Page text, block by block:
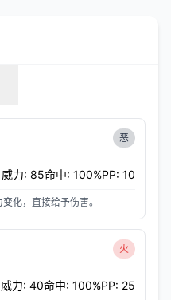
恶
威力: 85命中: 100%PP: 10
化，直接给予伤害。
火
威力: 40命中: 100%PP: 25